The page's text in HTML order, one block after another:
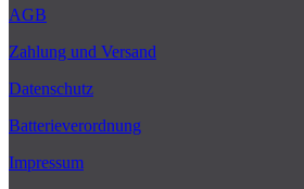
AGB
Zahlung und Versand
Datenschutz
Batterieverordnung
Impressum